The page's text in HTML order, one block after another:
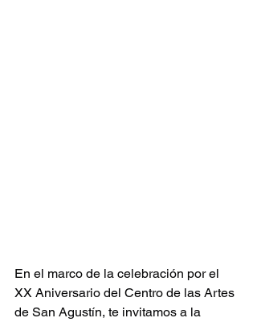
En el marco de la celebración por el
XX Aniversario del Centro de las Artes
de San Agustín, te invitamos a la